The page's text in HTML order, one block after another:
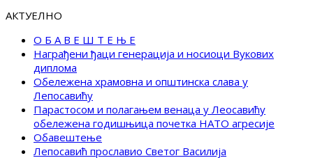
АКТУЕЛНО
О Б А В Е Ш Т Е Њ Е
Награђени ђаци генерација и носиоци Вукових
диплома
Обележена храмовна и општинска слава у
Лепосавићу
Парастосом и полагањем венаца у Леосавићу
обележена годишњица почетка НАТО агресије
Обавештење
Лепосавић прославио Светог Василија